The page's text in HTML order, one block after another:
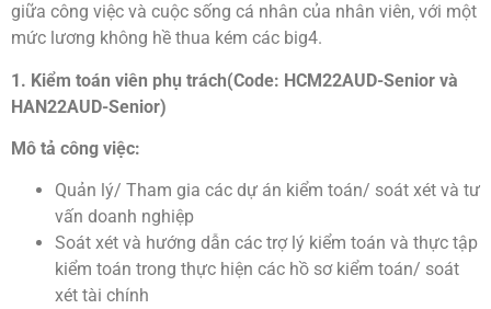
giữa công việc và cuộc sống cá nhân của nhân viên, với một
mức lương không hề thua kém các big4.
1. Kiểm toán viên phụ trách(Code: HCM22AUD-Senior và
HAN22AUD-Senior)
Mô tả công việc:
Quản lý/ Tham gia các dự án kiểm toán/ soát xét và tư
vấn doanh nghiệp
Soát xét và hướng dẫn các trợ lý kiểm toán và thực tập
kiểm toán trong thực hiện các hồ sơ kiểm toán/ soát
xét tài chính